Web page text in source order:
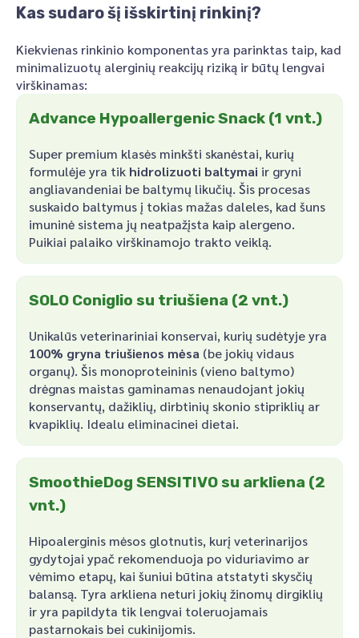
Kas sudaro šį išskirtinį rinkinį?
Kiekvienas rinkinio komponentas yra parinktas taip, kad
minimalizuotų alerginių reakcijų riziką ir būtų lengvai
virškinamas:
Advance Hypoallergenic Snack (1 vnt.)
Super premium klasės minkšti skanėstai, kurių
formulėje yra tik hidrolizuoti baltymai ir gryni
angliavandeniai be baltymų likučių. Šis procesas
suskaido baltymus į tokias mažas daleles, kad šuns
imuninė sistema jų neatpažįsta kaip alergeno.
Puikiai palaiko virškinamojo trakto veiklą.
SOLO Coniglio su triušiena (2 vnt.)
Unikalūs veterinariniai konservai, kurių sudėtyje yra
100% gryna triušienos mėsa (be jokių vidaus
organų). Šis monoproteininis (vieno baltymo)
drėgnas maistas gaminamas nenaudojant jokių
konservantų, dažiklių, dirbtinių skonio stipriklių ar
kvapiklių. Idealu eliminacinei dietai.
SmoothieDog SENSITIVO su arkliena (2
vnt.)
Hipoalerginis mėsos glotnutis, kurį veterinarijos
gydytojai ypač rekomenduoja po viduriavimo ar
vėmimo etapų, kai šuniui būtina atstatyti skysčių
balansą. Tyra arkliena neturi jokių žinomų dirgiklių
ir yra papildyta tik lengvai toleruojamais
pastarnokais bei cukinijomis.